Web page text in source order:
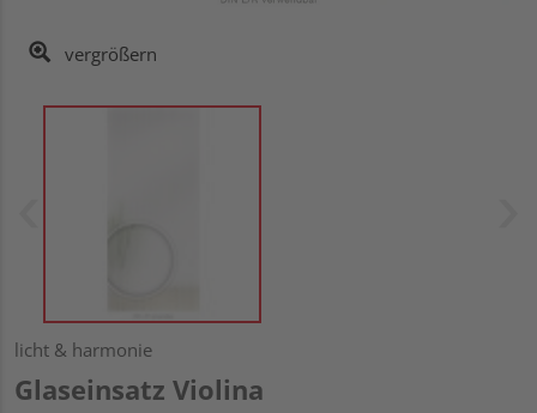
vergrößern
licht & harmonie
Glaseinsatz Violina